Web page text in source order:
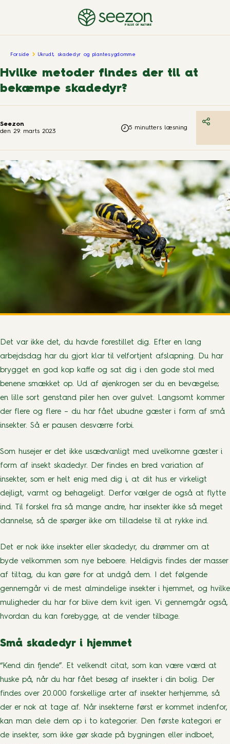
PULSE OF NATURE
Forside Ukrudt, skadedyr og plantesygdomme
Hvilke metoder findes der til at
bekæmpe skadedyr?
Seezon
den 29. marts 2023
5 minutters læsning
Det var ikke det, du havde forestillet dig. Efter en lang
arbejdsdag har du gjort klar til velfortjent afslapning. Du har
brygget en god kop kaffe og sat dig i den gode stol med
benene smækket op. Ud af øjenkrogen ser du en bevægelse;
en lille sort genstand piler hen over gulvet. Langsomt kommer
der flere og flere – du har fået ubudne gæster i form af små
insekter. Så er pausen desværre forbi.
Som husejer er det ikke usædvanligt med uvelkomne gæster i
form af insekt skadedyr. Der findes en bred variation af
insekter, som er helt enig med dig i, at dit hus er virkeligt
dejligt, varmt og behageligt. Derfor vælger de også at flytte
ind. Til forskel fra så mange andre, har insekter ikke så meget
dannelse, så de spørger ikke om tilladelse til at rykke ind.
Det er nok ikke insekter eller skadedyr, du drømmer om at
byde velkommen som nye beboere. Heldigvis findes der masser
af tiltag, du kan gøre for at undgå dem. I det følgende
gennemgår vi de mest almindelige insekter i hjemmet, og hvilke
muligheder du har for blive dem kvit igen. Vi gennemgår også,
hvordan du kan forebygge, at de vender tilbage.
Små skadedyr i hjemmet
“Kend din fjende”. Et velkendt citat, som kan være værd at
huske på, når du har fået besøg af insekter i din bolig. Der
findes over 20.000 forskellige arter af insekter herhjemme, så
der er nok at tage af. Når insekterne først er kommet indenfor,
kan man dele dem op i to kategorier. Den første kategori er
de insekter, som ikke gør skade på bygningen eller indboet,